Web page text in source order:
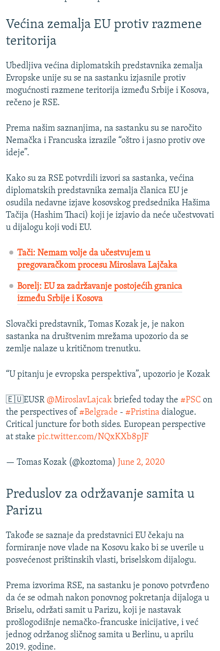
Većina zemalja EU protiv razmene
teritorija
Ubedljiva većina diplomatskih predstavnika zemalja
Evropske unije su se na sastanku izjasnile protiv
mogućnosti razmene teritorija između Srbije i Kosova,
rečeno je RSE.
Prema našim saznanjima, na sastanku su se naročito
Nemačka i Francuska izrazile “oštro i jasno protiv ove
ideje”.
Kako su za RSE potvrdili izvori sa sastanka, većina
diplomatskih predstavnika zemalja članica EU je
osudila nedavne izjave kosovskog predsednika Hašima
Tačija (Hashim Thaci) koji je izjavio da neće učestvovati
u dijalogu koji vodi EU.
Tači: Nemam volje da učestvujem u
pregovaračkom procesu Miroslava Lajčaka
Borelj: EU za zadržavanje postojećih granica
između Srbije i Kosova
Slovački predstavnik, Tomas Kozak je, je nakon
sastanka na društvenim mrežama upozorio da se
zemlje nalaze u kritičnom trenutku.
“U pitanju je evropska perspektiva”, upozorio je Kozak
🇪🇺EUSR @MiroslavLajcak briefed today the #PSC on
the perspectives of #Belgrade - #Pristina dialogue.
Critical juncture for both sides. European perspective
at stake pic.twitter.com/NQxKXb8pJF
— Tomas Kozak (@koztoma) June 2, 2020
Preduslov za održavanje samita u
Parizu
Takođe se saznaje da predstavnici EU čekaju na
formiranje nove vlade na Kosovu kako bi se uverile u
posvećenost prištinskih vlasti, briselskom dijalogu.
Prema izvorima RSE, na sastanku je ponovo potvrđeno
da će se odmah nakon ponovnog pokretanja dijaloga u
Briselu, održati samit u Parizu, koji je nastavak
prošlogodišnje nemačko-francuske inicijative, i već
jednog održanog sličnog samita u Berlinu, u aprilu
2019. godine.